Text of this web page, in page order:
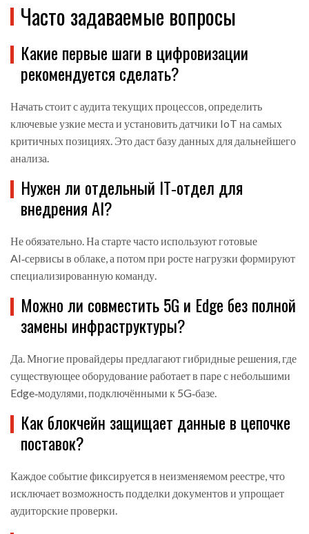
Часто задаваемые вопросы
Какие первые шаги в цифровизации
рекомендуется сделать?
Начать стоит с аудита текущих процессов, определить
ключевые узкие места и установить датчики IoT на самых
критичных позициях. Это даст базу данных для дальнейшего
анализа.
Нужен ли отдельный IT‑отдел для
внедрения AI?
Не обязательно. На старте часто используют готовые
AI‑сервисы в облаке, а потом при росте нагрузки формируют
специализированную команду.
Можно ли совместить 5G и Edge без полной
замены инфраструктуры?
Да. Многие провайдеры предлагают гибридные решения, где
существующее оборудование работает в паре с небольшими
Edge‑модулями, подключёнными к 5G‑базе.
Как блокчейн защищает данные в цепочке
поставок?
Каждое событие фиксируется в неизменяемом реестре, что
исключает возможность подделки документов и упрощает
аудиторские проверки.